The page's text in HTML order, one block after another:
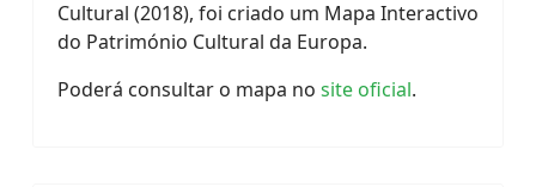
Cultural (2018), foi criado um Mapa Interactivo
do Património Cultural da Europa.
Poderá consultar o mapa no site oficial.